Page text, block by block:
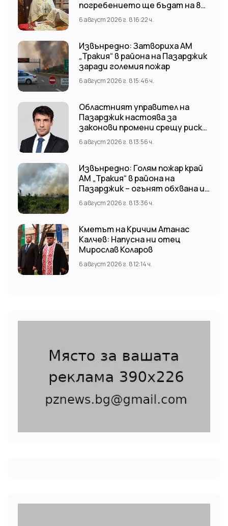
погребението ще бъдат на 8
август (събота) от 11:00 часа в
храм “Св. Св. Козма и Дамян”, гр.
6 август 2026 г. в 16:22 ч.
Извънредно: Затвориха АМ
„Тракия“ в района на Пазарджик
заради големия пожар
6 август 2026 г. в 15:46 ч.
Областният управител на
Пазарджик настоява за
законови промени срещу риска
от наводнения
6 август 2026 г. в 13:56 ч.
Извънредно: Голям пожар край
АМ „Тракия“ в района на
Пазарджик – огънят обхвана и
лозови масиви
6 август 2026 г. в 13:36 ч.
Кметът на Кричим Атанас
Калчев: Напусна ни отец
Мирослав Коларов
6 август 2026 г. в 12:14 ч.